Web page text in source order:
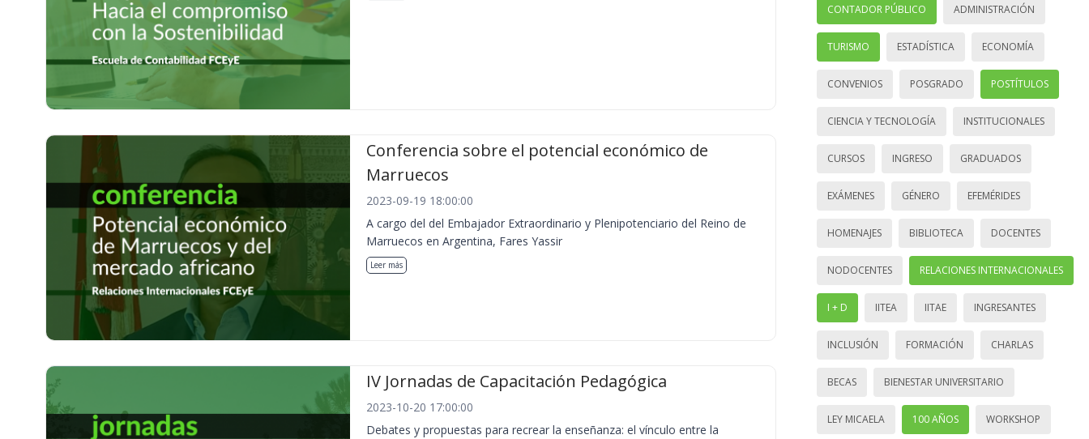
Conferencia sobre el potencial económico de
Marruecos
2023-09-19 18:00:00
A cargo del del Embajador Extraordinario y Plenipotenciario del Reino de
Marruecos en Argentina, Fares Yassir
Leer más
IV Jornadas de Capacitación Pedagógica
2023-10-20 17:00:00
Debates y propuestas para recrear la enseñanza: el vínculo entre la
CONTADOR PÚBLICO ADMINISTRACIÓN
TURISMO ESTADÍSTICA ECONOMÍA
CONVENIOS POSGRADO POSTÍTULOS
CIENCIA Y TECNOLOGÍA INSTITUCIONALES
CURSOS INGRESO GRADUADOS
EXÁMENES GÉNERO EFEMÉRIDES
HOMENAJES BIBLIOTECA DOCENTES
NODOCENTES RELACIONES INTERNACIONALES
I + D IITEA IITAE INGRESANTES
INCLUSIÓN FORMACIÓN CHARLAS
BECAS BIENESTAR UNIVERSITARIO
LEY MICAELA 100 AÑOS WORKSHOP